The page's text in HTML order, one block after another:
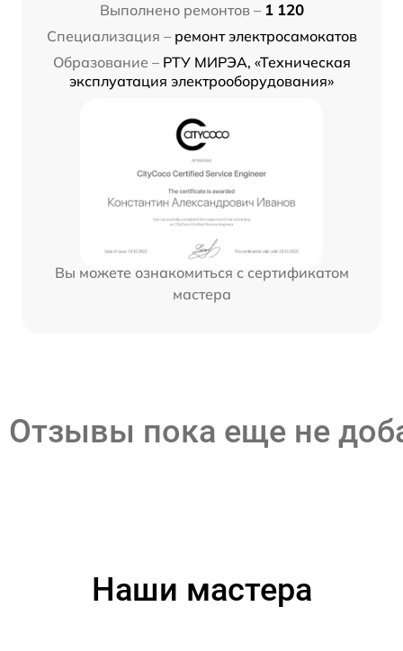
Выполнено ремонтов – 1 120
Специализация – ремонт электросамокатов
Образование – РТУ МИРЭА, «Техническая
эксплуатация электрооборудования»
Вы можете ознакомиться с сертификатом
мастера
Отзывы пока еще не
Наши мастера